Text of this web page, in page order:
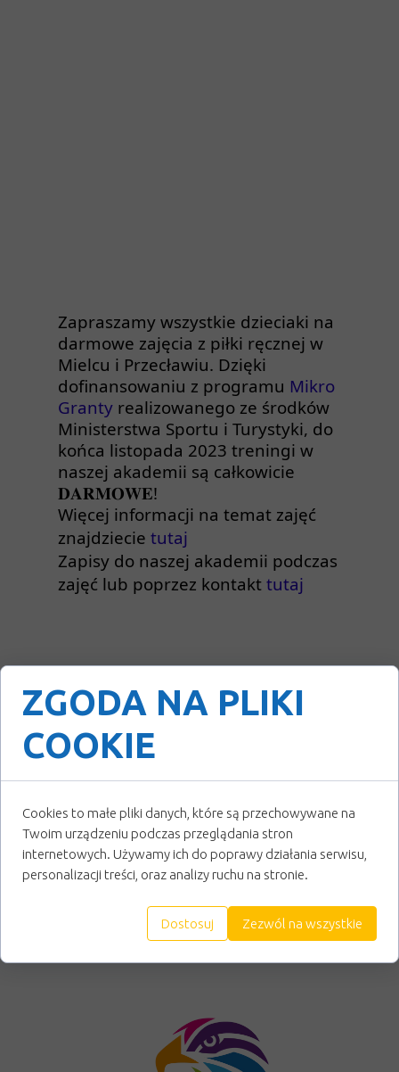
Zapraszamy wszystkie dzieciaki na
darmowe zajęcia z piłki ręcznej w
Mielcu i Przecławiu. Dzięki
dofinansowaniu z programu Mikro
Granty realizowanego ze środków
Ministerstwa Sportu i Turystyki, do
końca listopada 2023 treningi w
naszej akademii są całkowicie
𝐃𝐀𝐑𝐌𝐎𝐖𝐄!
Więcej informacji na temat zajęć
znajdziecie tutaj
Zapisy do naszej akademii podczas
zajęć lub poprzez kontakt tutaj
ZGODA NA PLIKI
COOKIE
Cookies to małe pliki danych, które są przechowywane na
Twoim urządzeniu podczas przeglądania stron
internetowych. Używamy ich do poprawy działania serwisu,
personalizacji treści, oraz analizy ruchu na stronie.
Dostosuj Zezwól na wszystkie